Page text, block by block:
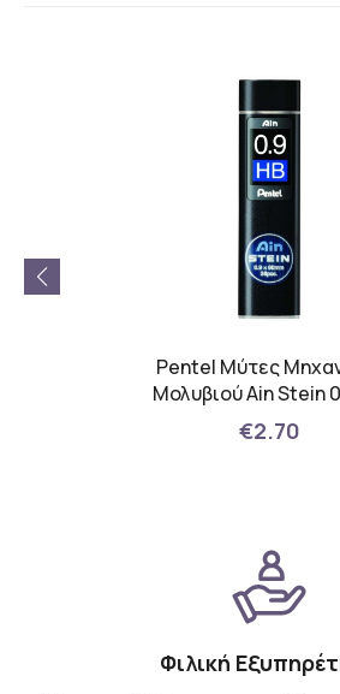
Pentel Μύτες
Μολυβιού Ain Stein
€2.70
Φιλική